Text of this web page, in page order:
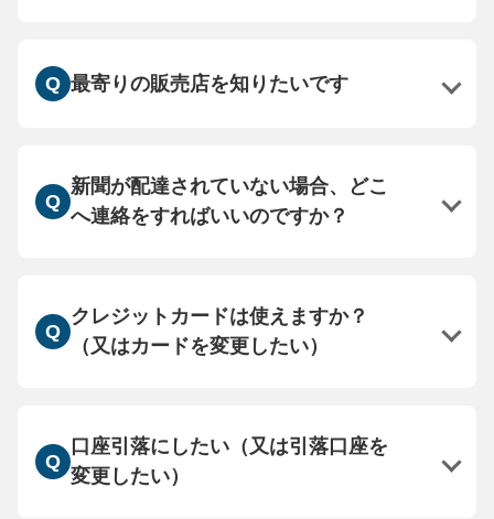
最寄りの販売店を知りたいです
新聞が配達されていない場合、どこ
へ連絡をすればいいのですか？
クレジットカードは使えますか？
（又はカードを変更したい）
口座引落にしたい（又は引落口座を
変更したい）